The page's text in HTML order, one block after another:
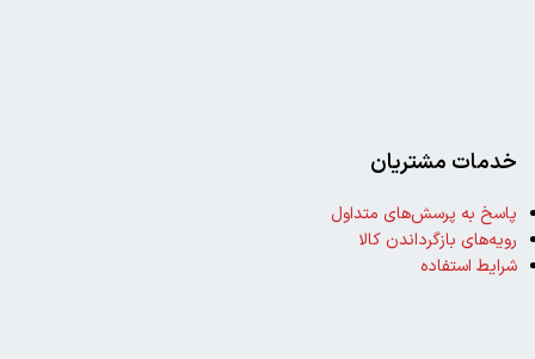
خدمات مشتریان
پاسخ به پرسش‌های متداول
رویه‌های بازگرداندن کالا
شرایط استفاده